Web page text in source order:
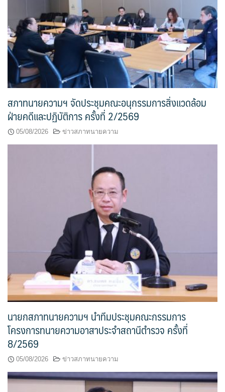
สภาทนายความฯ จัดประชุมคณะอนุกรรมการสิ่งแวดล้อม
ฝ่ายคดีและปฏิบัติการ ครั้งที่ 2/2569
05/08/2026 ข่าวสภาทนายความ
นายกสภาทนายความฯ นำทีมประชุมคณะกรรมการ
โครงการทนายความอาสาประจำสถานีตำรวจ ครั้งที่
8/2569
05/08/2026 ข่าวสภาทนายความ